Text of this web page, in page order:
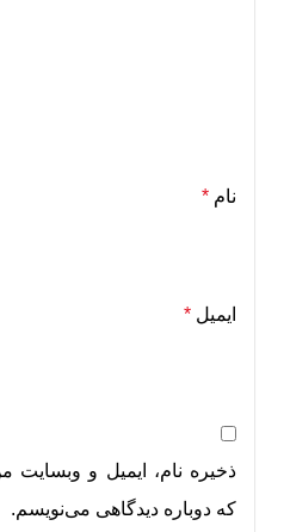
نام *
ایمیل *
ذخیره نام، ایمیل و وبسایت
که دوباره دیدگاهی می‌نویسم.